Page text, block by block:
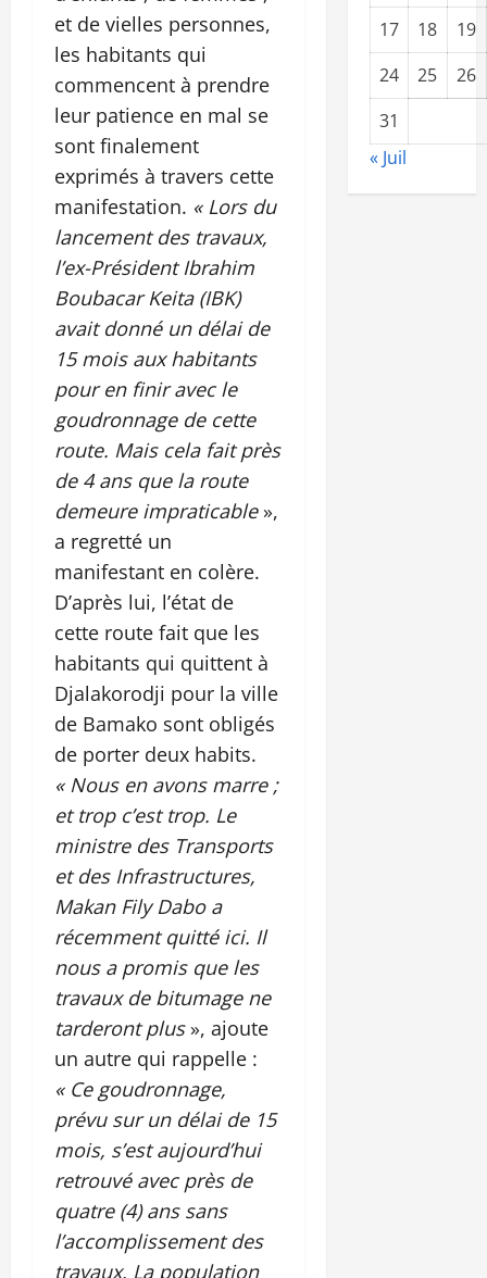
et de vielles personnes,
les habitants qui
commencent à prendre
leur patience en mal se
sont finalement
exprimés à travers cette
manifestation. « Lors du
lancement des travaux,
l’ex-Président Ibrahim
Boubacar Keita (IBK)
avait donné un délai de
15 mois aux habitants
pour en finir avec le
goudronnage de cette
route. Mais cela fait près
de 4 ans que la route
demeure impraticable»,
a regretté un
manifestant en colère.
D’après lui, l’état de
cette route fait que les
habitants qui quittent à
Djalakorodji pour la ville
de Bamako sont obligés
de porter deux habits.
« Nous en avons marre ;
et trop c’est trop. Le
ministre des Transports
et des Infrastructures,
Makan Fily Dabo a
récemment quitté ici. Il
nous a promis que les
travaux de bitumage ne
tarderont plus », ajoute
un autre qui rappelle :
« Ce goudronnage,
prévu sur un délai de 15
mois, s’est aujourd’hui
retrouvé avec près de
quatre (4) ans sans
l’accomplissement des
travaux. La population
17
18
19
24
25
26
31
« Juil